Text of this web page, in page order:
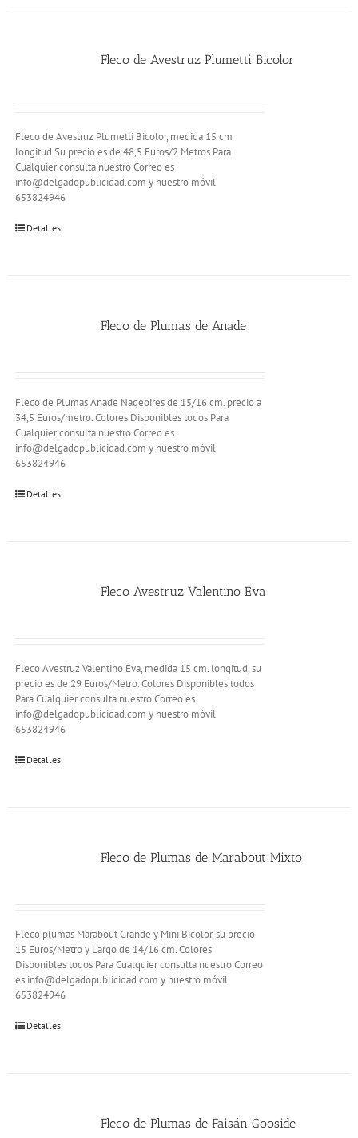
Fleco de Avestruz Plumetti Bicolor
Fleco de Avestruz Plumetti Bicolor, medida 15 cm
longitud.Su precio es de 48,5 Euros/2 Metros Para
Cualquier consulta nuestro Correo es
info@delgadopublicidad.com y nuestro móvil
653824946
Detalles
Fleco de Plumas de Anade
Fleco de Plumas Anade Nageoires de 15/16 cm. precio a
34,5 Euros/metro. Colores Disponibles todos Para
Cualquier consulta nuestro Correo es
info@delgadopublicidad.com y nuestro móvil
653824946
Detalles
Fleco Avestruz Valentino Eva
Fleco Avestruz Valentino Eva, medida 15 cm. longitud, su
precio es de 29 Euros/Metro. Colores Disponibles todos
Para Cualquier consulta nuestro Correo es
info@delgadopublicidad.com y nuestro móvil
653824946
Detalles
Fleco de Plumas de Marabout Mixto
Fleco plumas Marabout Grande y Mini Bicolor, su precio
15 Euros/Metro y Largo de 14/16 cm. Colores
Disponibles todos Para Cualquier consulta nuestro Correo
es info@delgadopublicidad.com y nuestro móvil
653824946
Detalles
Fleco de Plumas de Faisán Gooside